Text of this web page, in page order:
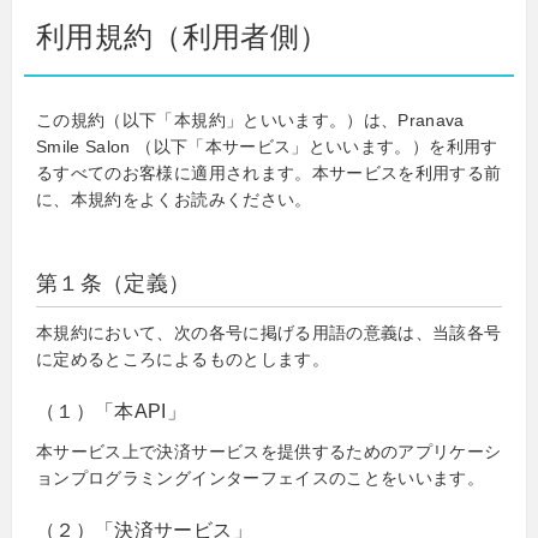
利用規約（利用者側）
この規約（以下「本規約」といいます。）は、Pranava
Smile Salon （以下「本サービス」といいます。）を利用す
るすべてのお客様に適用されます。本サービスを利用する前
に、本規約をよくお読みください。
第１条（定義）
本規約において、次の各号に掲げる用語の意義は、当該各号
に定めるところによるものとします。
（１）「本API」
本サービス上で決済サービスを提供するためのアプリケーシ
ョンプログラミングインターフェイスのことをいいます。
（２）「決済サービス」